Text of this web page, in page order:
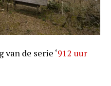
de serie ‘912 uur